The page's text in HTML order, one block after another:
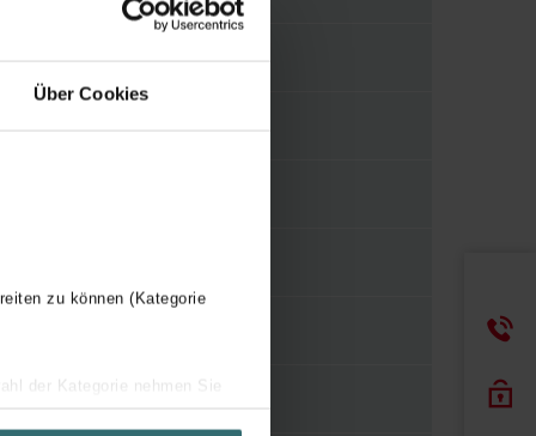
Über Cookies
zu können (Kategorie
der Kategorie nehmen Sie
3412
1/4"